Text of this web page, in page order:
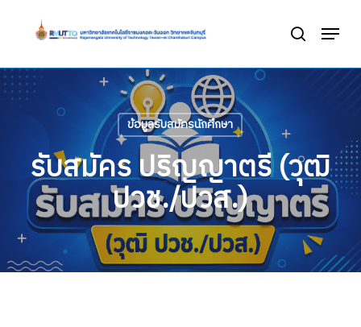
content
search
Menu
ข้อมูลรับสมัครนักศึกษา
รับสมัคร ปริญญาตรี (วุฒิ
ปวช./ปวส.)
Menu